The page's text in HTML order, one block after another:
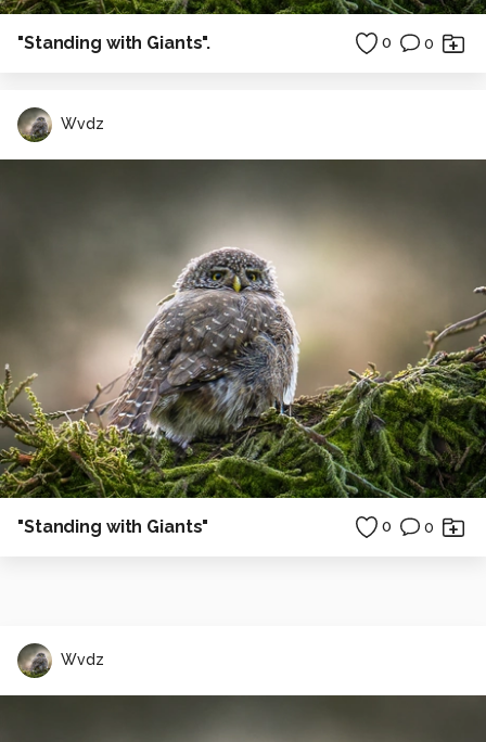
"Standing with Giants". 0 0
Wvdz
"Standing with Giants" 0 0
Wvdz